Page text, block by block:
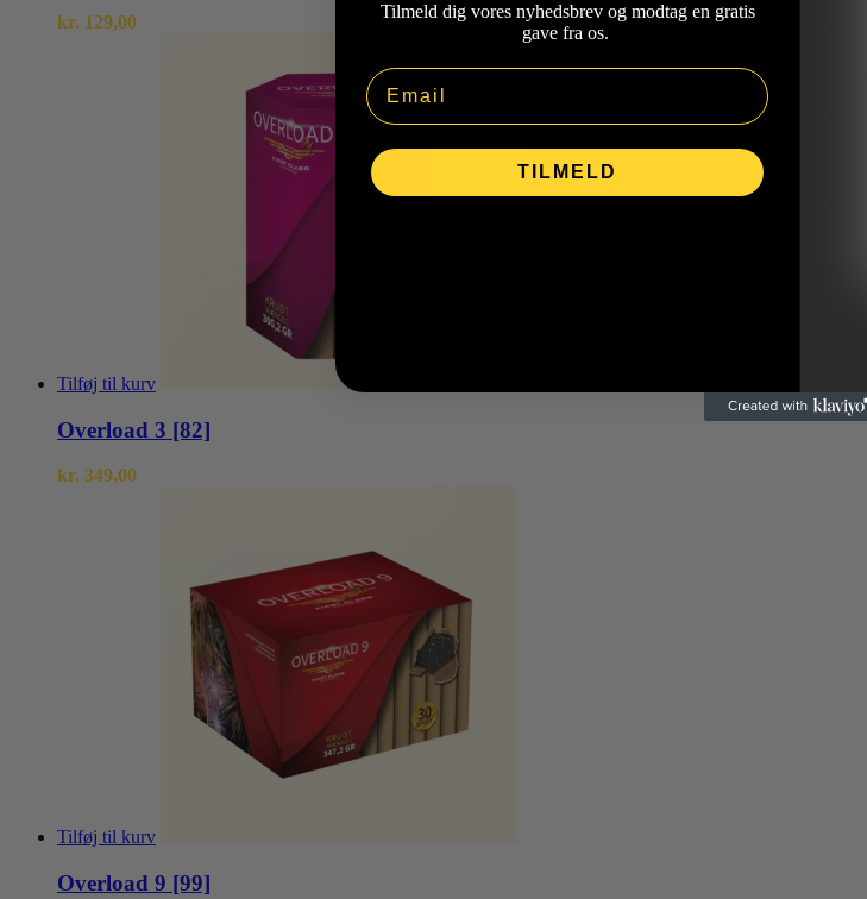
kr. 129,00
Tilføj til kurv
Overload 3 [82]
kr. 349,00
Tilføj til kurv
Overload 9 [99]
Tilmeld dig vores nyhedsbrev og modtag en gratis
gave fra os.
Email
TILMELD